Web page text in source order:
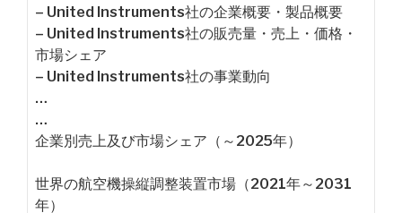
– United Instruments社の企業概要・製品概要
– United Instruments社の販売量・売上・価格・
市場シェア
– United Instruments社の事業動向
…
…
企業別売上及び市場シェア（～2025年）
世界の航空機操縦調整装置市場（2021年～2031
年）